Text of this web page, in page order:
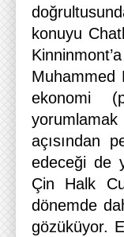
konuyu
Muhammed
ekonomi
açısından
edeceği de
Çin Halk
dönemde
gözüküyor.